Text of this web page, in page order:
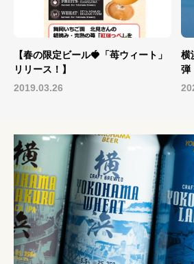
ト」
横浜ビールの新定番！缶ビール第５
弾『YOKOHAMA SESSION IPA』
2025年4月1日(火)新...
2025.03.22